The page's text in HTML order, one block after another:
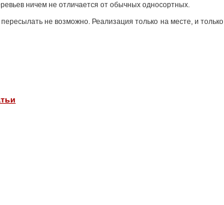
ничем не отличается от обычных односортных.
не возможно. Реализация только на месте, и только